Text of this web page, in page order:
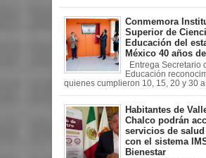
Conmemora
Superior de
Educación del
México 40 años
Entrega Secretario
Educación
quienes cumplieron 10, 15, 20 y 30
Habitantes de
Chalco podrán
servicios de
con el sistema
Bienestar